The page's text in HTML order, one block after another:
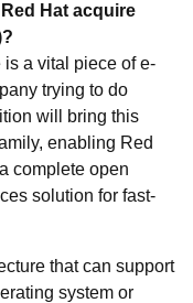
Hat acquire
is a vital piece of e-
trying to do
will bring this
enabling Red
complete open
solution for fast-
that can support
system or